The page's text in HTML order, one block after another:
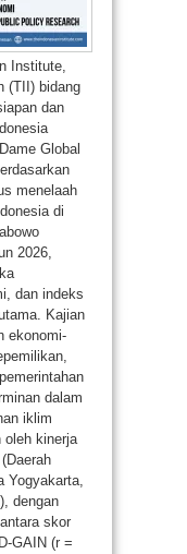
Institute,
(TII) bidang
dan
Global
menelaah
di
2026,
dan indeks
Kajian
ekonomi-
dalam
iklim
oleh kinerja
Yogyakarta,
dengan
skor
GAIN (r =